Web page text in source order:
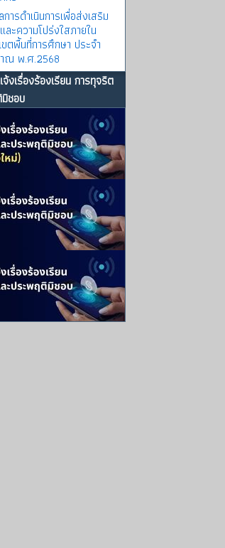
ารดําเนินการเพื่อส่งเสริม
ะความโปร่งใสภายใน
ขตพื้นที่การศึกษา ประจำ
ณ พ.ศ.2568
งเรื่องร้องเรียน การทุจริต
ชอบ